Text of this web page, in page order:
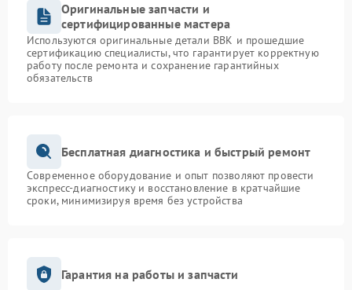
Оригинальные запчасти и
сертифицированные мастера
Используются оригинальные детали BBK и прошедшие
сертификацию специалисты, что гарантирует корректную
работу после ремонта и сохранение гарантийных
обязательств
Бесплатная диагностика и быстрый ремонт
Современное оборудование и опыт позволяют провести
экспресс-диагностику и восстановление в кратчайшие
сроки, минимизируя время без устройства
Гарантия на работы и запчасти